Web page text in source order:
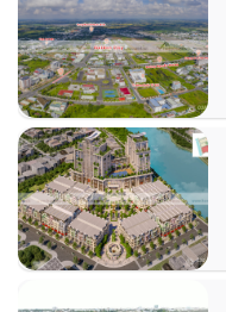
Lâm Đồng
Thừa Thiên Huế
Kiên Giang
Bắc Ninh
Quảng Ninh
Thanh Hóa
Nghệ An
Tất cả mức giá
Tất cả mức giá
Châu Đốc
Tây Bắc
Tây Nam